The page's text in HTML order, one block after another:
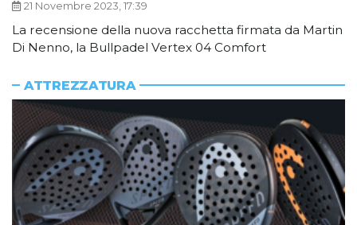
21 Novembre 2023, 17:39
La recensione della nuova racchetta firmata da Martin
Di Nenno, la Bullpadel Vertex 04 Comfort
ATTREZZATURA